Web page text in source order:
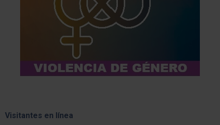
Visitantes en línea